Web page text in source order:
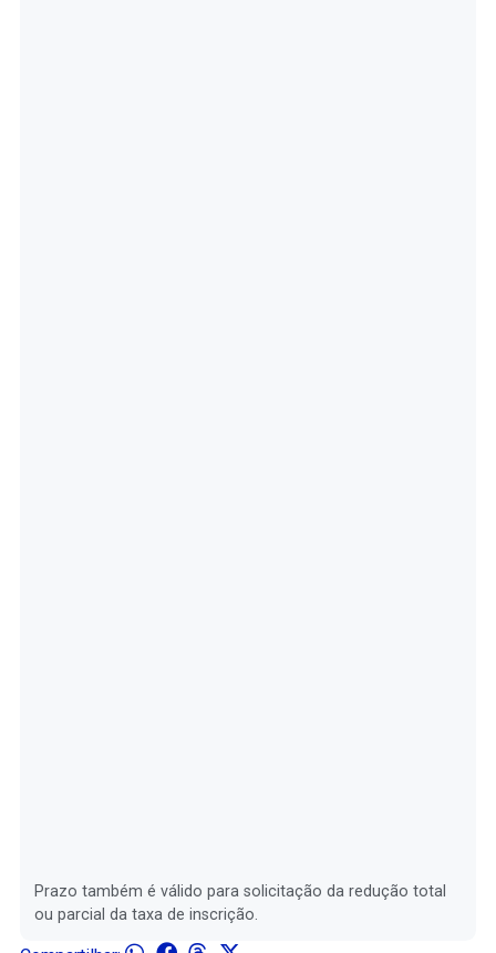
Prazo também é válido para solicitação da redução total
ou parcial da taxa de inscrição.